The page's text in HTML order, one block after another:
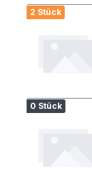
2 Stück
0 Stück